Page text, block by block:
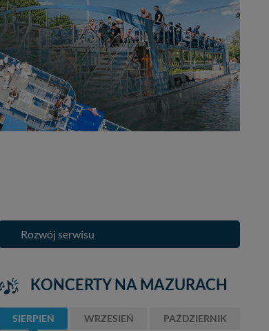
Rozwój serwisu
KONCERTY NA MAZURACH
SIERPIEŃ WRZESIEŃ PAŹDZIERNIK